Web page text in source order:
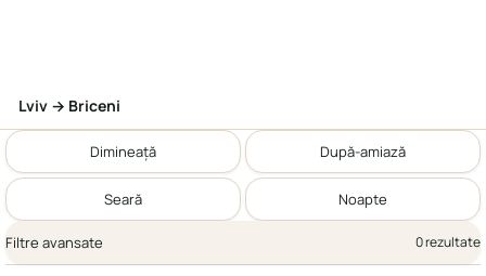
Lviv → Briceni
Dimineață După-amiază
Seară Noapte
Filtre avansate 0 rezultate